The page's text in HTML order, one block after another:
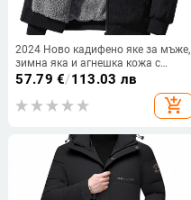
2024 Ново кадифено яке за мъже,
зимна яка и агнешка кожа с
подплата от полар, удебелени
мъжки топли памучни дрехи
57.79 €/113.03 лв
add_shopping_cart